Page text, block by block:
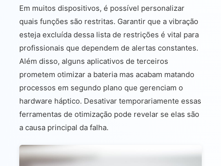
Em muitos dispositivos, é possível personalizar
quais funções são restritas. Garantir que a vibração
esteja excluída dessa lista de restrições é vital para
profissionais que dependem de alertas constantes.
Além disso, alguns aplicativos de terceiros
prometem otimizar a bateria mas acabam matando
processos em segundo plano que gerenciam o
hardware háptico. Desativar temporariamente essas
ferramentas de otimização pode revelar se elas são
a causa principal da falha.